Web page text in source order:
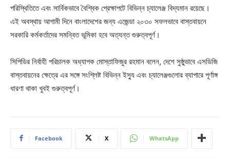
পরিস্থিতিতে এবং সার্বিকভাবে বৈশ্বিক প্রেক্ষাপটে বিভিন্ন চ্যালেঞ্জ বিদ্যমান রয়েছে।
এই অবস্থায় আগামী দিনে বাংলাদেশের জন্য এজেন্ডা ২০৩০ সফলভাবে বাস্তবায়নে
সরকারি কর্মকর্তাদের সমন্বিত ভূমিকা হবে অত্যন্ত গুরুত্বপূর্ণ।
সিপিডির নির্বাহী পরিচালক অধ্যাপক মোস্তাফিজুর রহমান বলেন, দেশে সুষ্ঠুভাবে এসডিজি
বাস্তবায়নের ক্ষেত্রে এর সঙ্গে সংশ্লিষ্ট বিভিন্ন ইস্যু এবং চ্যালেঞ্জগুলোর ব্যাপারে পূর্ণাঙ্গ
ধারণা থাকা খুবই গুরুত্বপূর্ণ।
Facebook X WhatsApp